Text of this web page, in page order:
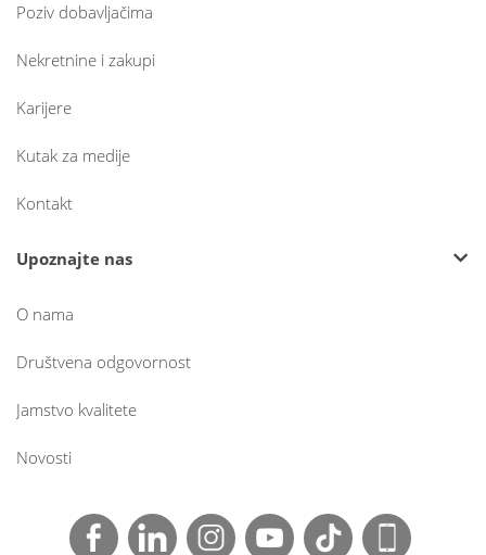
Poziv dobavljačima
Nekretnine i zakupi
Karijere
Kutak za medije
Kontakt
Upoznajte nas
O nama
Društvena odgovornost
Jamstvo kvalitete
Novosti